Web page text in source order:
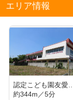
エリア情報
認定こども園
約344m／5分